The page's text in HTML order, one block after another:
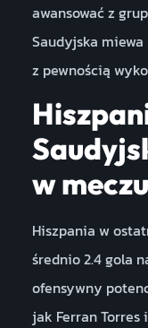
awansować z
Saudyjska
z pewnością
w meczu
Hiszpania w
średnio 2.4 gola
ofensywny
jak Ferran Torres